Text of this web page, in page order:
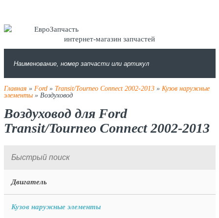
интернет-магазин запчастей
Главная » Ford» Transit/Tourneo Connect 2002-2013» Кузов наружные
элементы» Воздуховод
Воздуховод для Ford
Transit/Tourneo Connect 2002-2013
Двигатель
Кузов наружные элементы